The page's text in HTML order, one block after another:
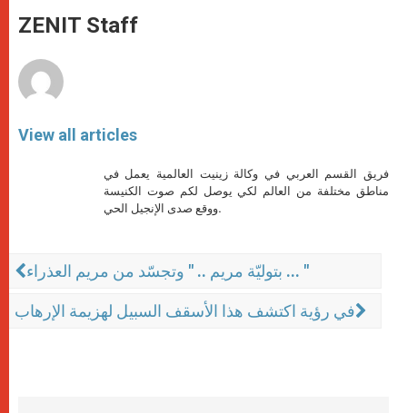
p
p
g
e
o
k
ZENIT Staff
View all articles
فريق القسم العربي في وكالة زينيت العالمية يعمل في
مناطق مختلفة من العالم لكي يوصل لكم صوت الكنيسة
ووقع صدى الإنجيل الحي.
بتوليّة مريم .. " وتجسّد من مريم العذراء ... "
في رؤية اكتشف هذا الأسقف السبيل لهزيمة الإرهاب